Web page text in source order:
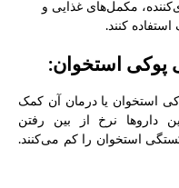
مکمل‌های غذایی و
کنند.
پوکی استخوان:
استخوان یا درمان آن کمک
داروها نرخ از بین رفتن
استخوان را کم می‌کنند.